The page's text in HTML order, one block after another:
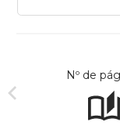
Nº de